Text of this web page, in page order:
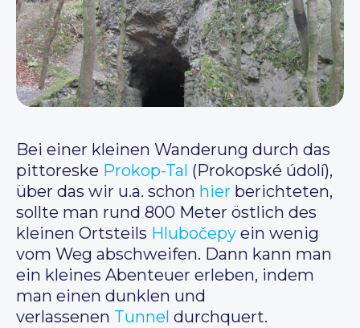
Bei einer kleinen Wanderung durch das
pittoreske Prokop-Tal (Prokopské údolí),
über das wir u.a. schon hier berichteten,
sollte man rund 800 Meter östlich des
kleinen Ortsteils Hlubočepy ein wenig
vom Weg abschweifen. Dann kann man
ein kleines Abenteuer erleben, indem
man einen dunklen und
verlassenen Tunnel durchquert.